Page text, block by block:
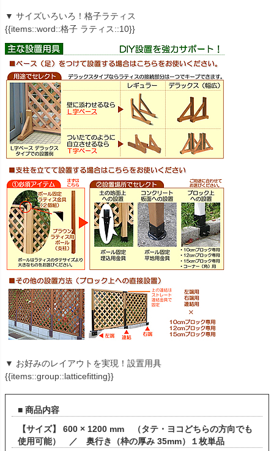
▼ サイズいろいろ！格子ラティス
{{items::word::格子 ラティス::10}}
▼ お好みのレイアウトを実現！設置用具
{{items::group::latticefitting}}
■ 商品内容
【サイズ】 600 × 1200 mm （タテ・ヨコどちらの方向でも
使用可能） ／ 奥行き（枠の厚み 35mm）１枚単品